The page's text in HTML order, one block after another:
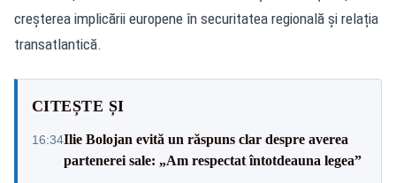
creșterea implicării europene în securitatea regională și relația
transatlantică.
CITEȘTE ȘI
16:34Ilie Bolojan evită un răspuns clar despre averea
partenerei sale: „Am respectat întotdeauna legea”